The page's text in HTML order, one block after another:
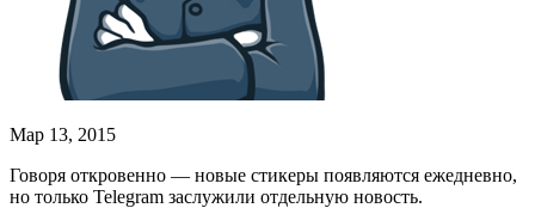
Мар 13, 2015
Говоря откровенно — новые стикеры появляются ежедневно,
но только Telegram заслужили отдельную новость.